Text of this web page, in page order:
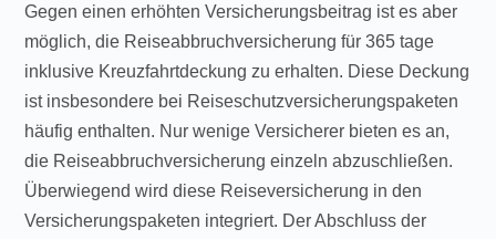
Gegen einen erhöhten Versicherungsbeitrag ist es aber
möglich, die Reiseabbruchversicherung für 365 tage
inklusive Kreuzfahrtdeckung zu erhalten. Diese Deckung
ist insbesondere bei Reiseschutzversicherungspaketen
häufig enthalten. Nur wenige Versicherer bieten es an,
die Reiseabbruchversicherung einzeln abzuschließen.
Überwiegend wird diese Reiseversicherung in den
Versicherungspaketen integriert. Der Abschluss der